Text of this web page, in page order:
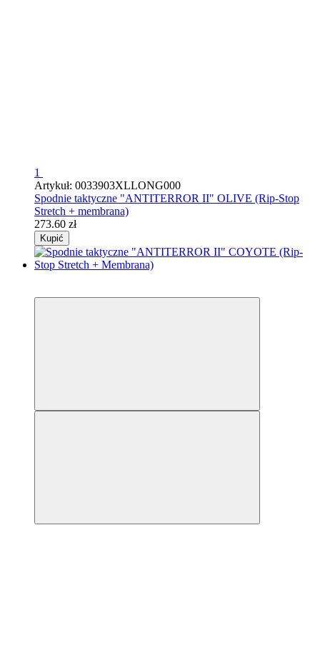
1
Artykuł: 0033903XLLONG000
Spodnie taktyczne "ANTITERROR II" OLIVE (Rip-Stop
Stretch + membrana)
273.60 zł
Kupić